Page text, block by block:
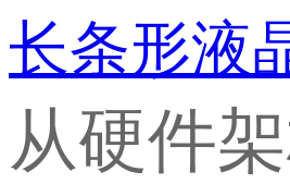
长条形液
从硬件